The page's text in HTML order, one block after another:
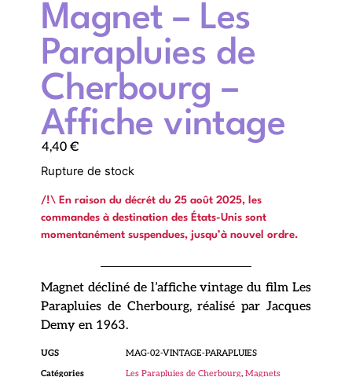
Magnet – Les
Parapluies de
Cherbourg –
Affiche vintage
4,40 €
Rupture de stock
/!\ En raison du décrét du 25 août 2025, les
commandes à destination des États-Unis sont
momentanément suspendues, jusqu’à nouvel ordre.
Magnet décliné de l’affiche vintage du film Les
Parapluies de Cherbourg, réalisé par Jacques
Demy en 1963.
UGS
MAG-02-VINTAGE-PARAPLUIES
Catégories
Les Parapluies de Cherbourg, Magnets